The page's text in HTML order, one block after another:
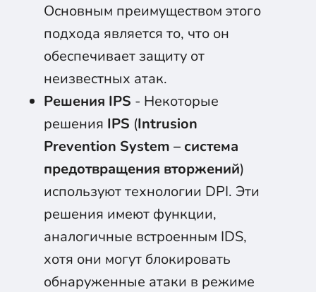
Основным преимуществом этого
подхода является то, что он
обеспечивает защиту от
неизвестных атак.
Решения IPS - Некоторые
решения IPS (Intrusion
Prevention System – система
предотвращения вторжений)
используют технологии DPI. Эти
решения имеют функции,
аналогичные встроенным IDS,
хотя они могут блокировать
обнаруженные атаки в режиме